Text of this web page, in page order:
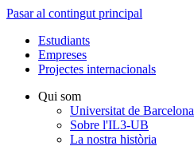
Pasar al contingut principal
Estudiants
Empreses
Projectes internacionals
Qui som
Universitat de Barcelona
Sobre l'IL3-UB
La nostra història